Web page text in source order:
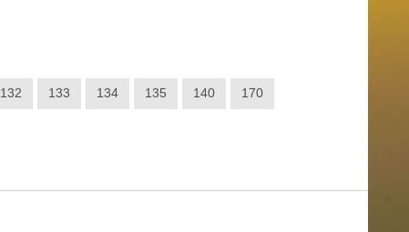
132 133 134 135 140 170